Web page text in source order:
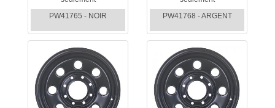
PW41765 - NOIR
PW41768 - ARGENT